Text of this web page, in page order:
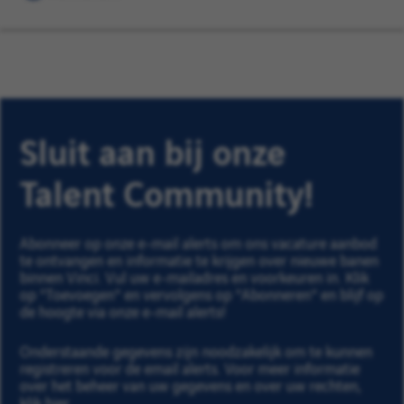
Sluit aan bij onze
Talent Community!
Abonneer op onze e-mail alerts om ons vacature aanbod
te ontvangen en informatie te krijgen over nieuwe banen
binnen Vinci. Vul uw e-mailadres en voorkeuren in. Klik
op "Toevoegen" en vervolgens op "Abonneren" en blijf op
de hoogte via onze e-mail alerts!
Onderstaande gegevens zijn noodzakelijk om te kunnen
registreren voor de email alerts. Voor meer informatie
over het beheer van uw gegevens en over uw rechten,